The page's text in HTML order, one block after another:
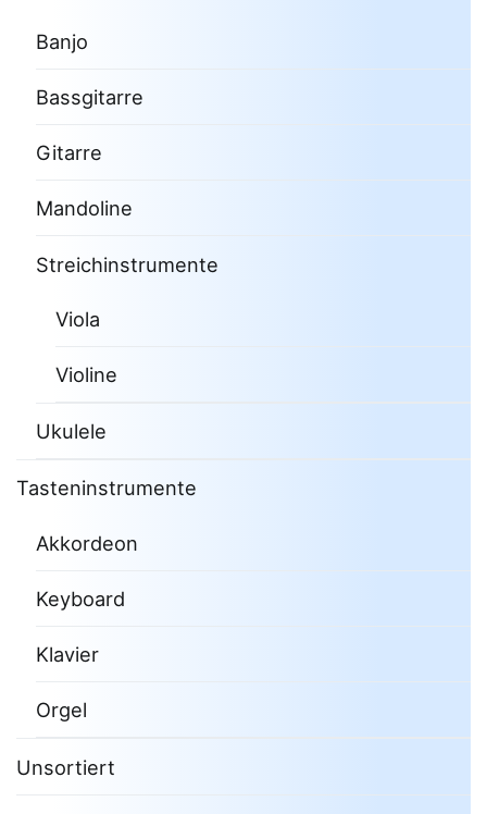
Banjo
Bassgitarre
Gitarre
Mandoline
Streichinstrumente
Viola
Violine
Ukulele
Tasteninstrumente
Akkordeon
Keyboard
Klavier
Orgel
Unsortiert